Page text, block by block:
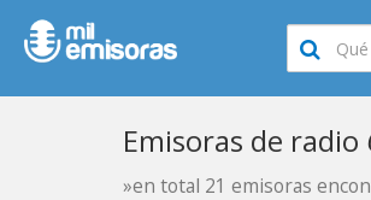
Emisoras de radio
»en total 21 emisoras